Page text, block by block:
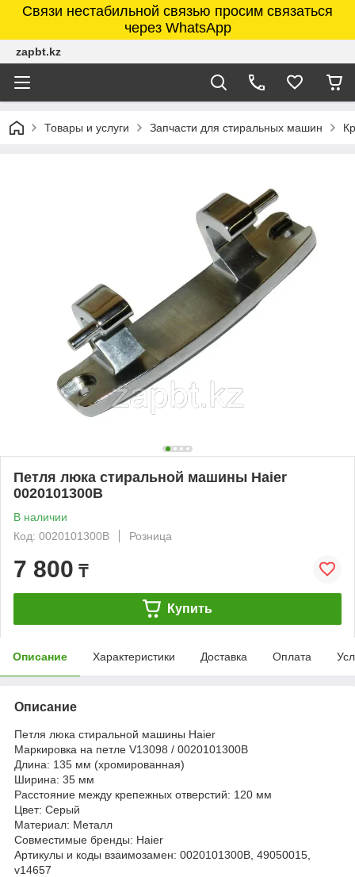
Связи нестабильной связью просим связаться
через WhatsApp
zapbt.kz
Товары и услуги Запчасти для стиральных машин
Петля люка стиральной машины Haier
0020101300B
В наличии
Код: 0020101300B
Розница
7 800 ₸
Купить
Описание Характеристики Доставка Оплата
Описание
Петля люка стиральной машины Haier
Маркировка на петле V13098 / 0020101300B
Длина: 135 мм (хромированная)
Ширина: 35 мм
Расстояние между крепежных отверстий: 120 мм
Цвет: Серый
Материал: Металл
Совместимые бренды: Haier
Артикулы и коды взаимозамен: 0020101300B, 49050015,
v14657